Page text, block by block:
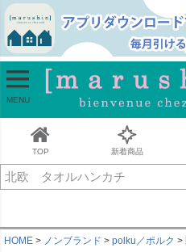
MENU
TOP 新着商品
並び順
新着順
古い順
価格が安い順
価格が高い順
キーワードヒット順
HOME ノンブランド polku／ポルク